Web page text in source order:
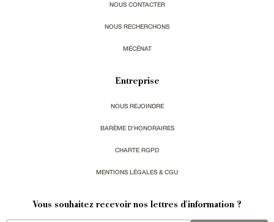
NOUS CONTACTER
NOUS RECHERCHONS
MÉCÉNAT
Entreprise
NOUS REJOINDRE
BARÈME D'HONORAIRES
CHARTE RGPD
MENTIONS LÉGALES & CGU
Vous souhaitez recevoir nos lettres d'information ?